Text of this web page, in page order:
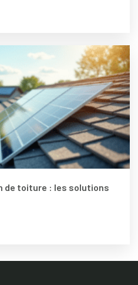
de toiture : les solutions